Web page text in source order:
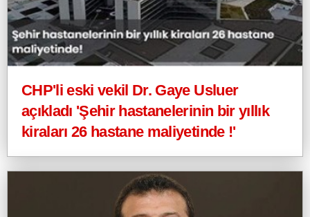
CHP'li eski vekil Dr. Gaye Usluer
açıkladı 'Şehir hastanelerinin bir yıllık
kiraları 26 hastane maliyetinde !'